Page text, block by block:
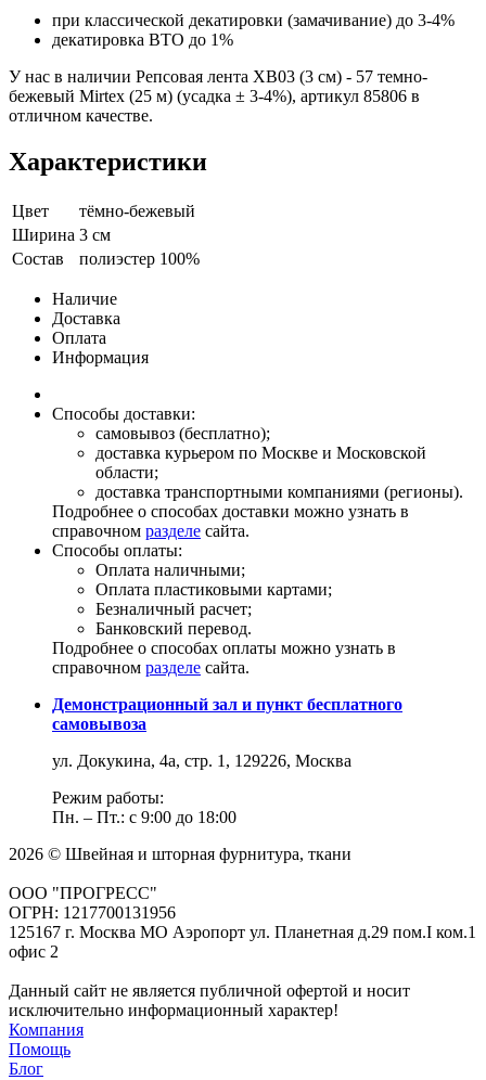
при классической декатировки (замачивание) до 3-4%
декатировка ВТО до 1%
У нас в наличии Репсовая лента XB03 (3 см) - 57 темно-
бежевый Mirtex (25 м) (усадка ± 3-4%), артикул 85806 в
отличном качестве.
Характеристики
Цвет
тёмно-бежевый
Ширина 3 см
Состав
полиэстер 100%
Наличие
Доставка
Оплата
Информация
Способы доставки:
самовывоз (бесплатно);
доставка курьером по Москве и Московской
области;
доставка транспортными компаниями (регионы).
Подробнее о способах доставки можно узнать в
справочном разделе сайта.
Способы оплаты:
Оплата наличными;
Оплата пластиковыми картами;
Безналичный расчет;
Банковский перевод.
Подробнее о способах оплаты можно узнать в
справочном разделе сайта.
Демонстрационный зал и пункт бесплатного
самовывоза
ул. Докукина, 4а, стр. 1, 129226, Москва
Режим работы:
Пн. – Пт.: с 9:00 до 18:00
2026 © Швейная и шторная фурнитура, ткани
ООО "ПРОГРЕСС"
ОГРН: 1217700131956
125167 г. Москва МО Аэропорт ул. Планетная д.29 пом.I ком.1
офис 2
Данный сайт не является публичной офертой и носит
исключительно информационный характер!
Компания
Помощь
Блог